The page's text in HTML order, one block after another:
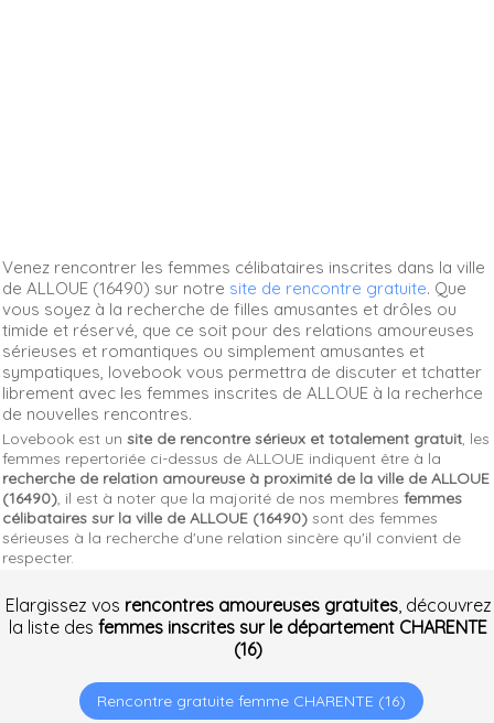
Venez rencontrer les femmes célibataires inscrites dans la ville
de ALLOUE (16490) sur notre site de rencontre gratuite. Que
vous soyez à la recherche de filles amusantes et drôles ou
timide et réservé, que ce soit pour des relations amoureuses
sérieuses et romantiques ou simplement amusantes et
sympatiques, lovebook vous permettra de discuter et tchatter
librement avec les femmes inscrites de ALLOUE à la recherhce
de nouvelles rencontres.
Lovebook est un site de rencontre sérieux et totalement gratuit, les
femmes repertoriée ci-dessus de ALLOUE indiquent être à la
recherche de relation amoureuse à proximité de la ville de ALLOUE
(16490), il est à noter que la majorité de nos membres femmes
célibataires sur la ville de ALLOUE (16490) sont des femmes
sérieuses à la recherche d'une relation sincère qu'il convient de
respecter.
Elargissez vos rencontres amoureuses gratuites, découvrez
la liste des femmes inscrites sur le département CHARENTE
(16)
Rencontre gratuite femme CHARENTE (16)